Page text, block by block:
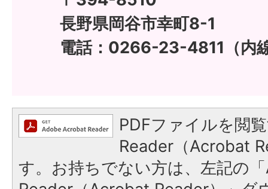
長野県岡谷市幸町8-1
電話：0266-23-4811（内
PDFファイルを閲
Reader（Acrobat
す。お持ちでない方は、左記の